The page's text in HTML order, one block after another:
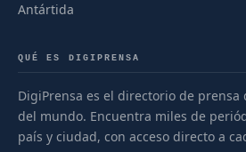
Antártida
QUÉ ES DIGIPRENSA
DigiPrensa es el directorio de
del mundo. Encuentra miles de
país y ciudad, con acceso directo a